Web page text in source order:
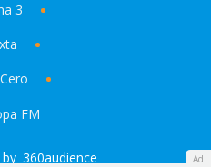
Ad
3
FM
by 360audience